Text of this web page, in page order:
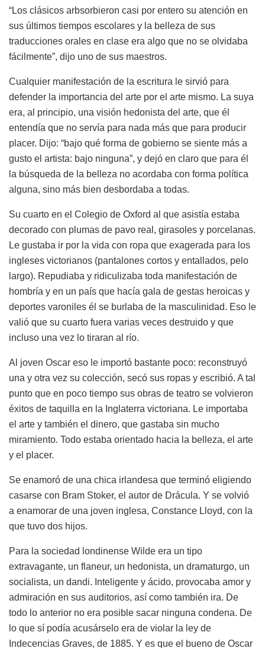
“Los clásicos arbsorbieron casi por entero su atención en
sus últimos tiempos escolares y la belleza de sus
traducciones orales en clase era algo que no se olvidaba
fácilmente”, dijo uno de sus maestros.
Cualquier manifestación de la escritura le sirvió para
defender la importancia del arte por el arte mismo. La suya
era, al principio, una visión hedonista del arte, que él
entendía que no servía para nada más que para producir
placer. Dijo: “bajo qué forma de gobierno se siente más a
gusto el artista: bajo ninguna”, y dejó en claro que para él
la búsqueda de la belleza no acordaba con forma política
alguna, sino más bien desbordaba a todas.
Su cuarto en el Colegio de Oxford al que asistía estaba
decorado con plumas de pavo real, girasoles y porcelanas.
Le gustaba ir por la vida con ropa que exagerada para los
ingleses victorianos (pantalones cortos y entallados, pelo
largo). Repudiaba y ridiculizaba toda manifestación de
hombría y en un país que hacía gala de gestas heroicas y
deportes varoniles él se burlaba de la masculinidad. Eso le
valió que su cuarto fuera varias veces destruido y que
incluso una vez lo tiraran al río.
Al joven Oscar eso le importó bastante poco: reconstruyó
una y otra vez su colección, secó sus ropas y escribió. A tal
punto que en poco tiempo sus obras de teatro se volvieron
éxitos de taquilla en la Inglaterra victoriana. Le importaba
el arte y también el dinero, que gastaba sin mucho
miramiento. Todo estaba orientado hacia la belleza, el arte
y el placer.
Se enamoró de una chica irlandesa que terminó eligiendo
casarse con Bram Stoker, el autor de Drácula. Y se volvió
a enamorar de una joven inglesa, Constance Lloyd, con la
que tuvo dos hijos.
Para la sociedad londinense Wilde era un tipo
extravagante, un flaneur, un hedonista, un dramaturgo, un
socialista, un dandi. Inteligente y ácido, provocaba amor y
admiración en sus auditorios, así como también ira. De
todo lo anterior no era posible sacar ninguna condena. De
lo que sí podía acusárselo era de violar la ley de
Indecencias Graves, de 1885. Y es que el bueno de Oscar